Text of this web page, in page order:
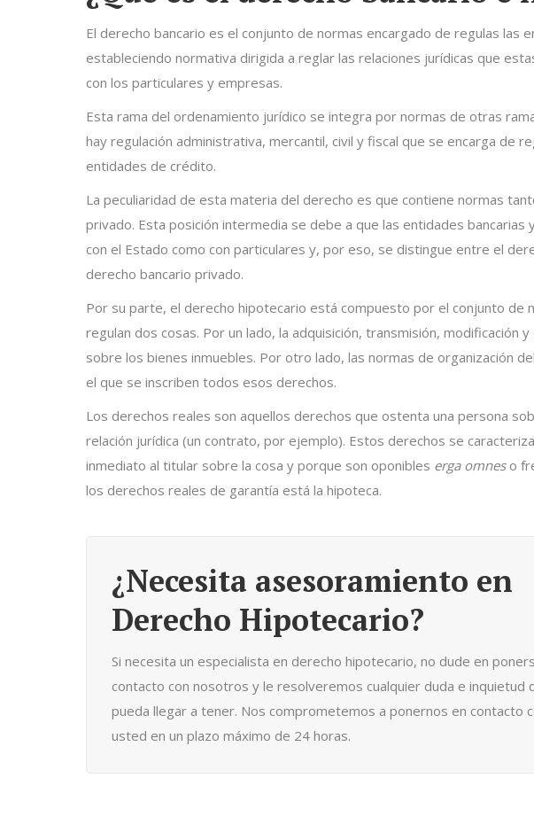
El derecho bancario es el conjunto de normas encargado de regulas las
estableciendo normativa dirigida a reglar las relaciones jurídicas que
con los particulares y empresas.
Esta rama del ordenamiento jurídico se integra por normas de otras
hay regulación administrativa, mercantil, civil y fiscal que se encarga de
entidades de crédito.
La peculiaridad de esta materia del derecho es que contiene normas
privado. Esta posición intermedia se debe a que las entidades bancarias
con el Estado como con particulares y, por eso, se distingue entre el
derecho bancario privado.
Por su parte, el derecho hipotecario está compuesto por el conjunto de
regulan dos cosas. Por un lado, la adquisición, transmisión, modificación
sobre los bienes inmuebles. Por otro lado, las normas de organización
el que se inscriben todos esos derechos.
Los derechos reales son aquellos derechos que ostenta una persona
relación jurídica (un contrato, por ejemplo). Estos derechos se
inmediato al titular sobre la cosa y porque son oponibles erga omneso
los derechos reales de garantía está la hipoteca.
¿Necesita asesoramiento en
Derecho Hipotecario?
Si necesita un especialista en derecho hipotecario, no dude en
contacto con nosotros y le resolveremos cualquier duda e inquietud
pueda llegar a tener. Nos comprometemos a ponernos en contacto
usted en un plazo máximo de 24 horas.